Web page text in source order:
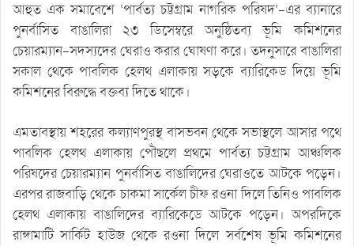
আহুত এক সমাবেশে ‘পার্বত্য চট্টগ্রাম নাগরিক পরিষদ’-এর ব্যানারে
পুনর্বাসিত বাঙালিরা ২৩ ডিসেম্বরে অনুষ্ঠিতব্য ভূমি কমিশনের
চেয়ারম্যান-সদস্যদের ঘেরাও করার ঘোষণা করে। তদনুসারে বাঙালিরা
সকাল থেকে পাবলিক হেলথ এলাকায় সড়কে ব্যারিকেড দিয়ে ভূমি
কমিশনের বিরুদ্ধে বক্তব্য দিতে থাকে।
এমতাবস্থায় শহরের কল্যাণপুরস্থ বাসভবন থেকে সভাস্থলে আসার পথে
পাবলিক হেলথ এলাকায় পৌঁছলে প্রথমে পার্বত্য চট্টগ্রাম আঞ্চলিক
পরিষদের চেয়ারম্যান পুনর্বাসিত বাঙালিদের ঘেরাওতে আটকে পড়েন।
এরপর রাজবাড়ি থেকে চাকমা সার্কেল চীফ রওনা দিলে তিনিও পাবলিক
হেলথ এলাকায় বাঙালিদের ব্যারিকেডে আটকে পড়েন। অপরদিকে
রাঙ্গামাটি সার্কিট হাউজ থেকে রওনা দিলে সর্বশেষ ভূমি কমিশনের